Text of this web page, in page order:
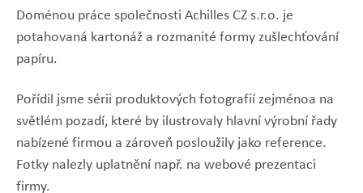
Doménou práce společnosti Achilles CZ s.r.o. je
potahovaná kartonáž a rozmanité formy zušlechťování
papíru.
Pořídil jsme sérii produktových fotografií zejménoa na
světlém pozadí, které by ilustrovaly hlavní výrobní řady
nabízené firmou a zároveň posloužily jako reference.
Fotky nalezly uplatnění např. na webové prezentaci
firmy.